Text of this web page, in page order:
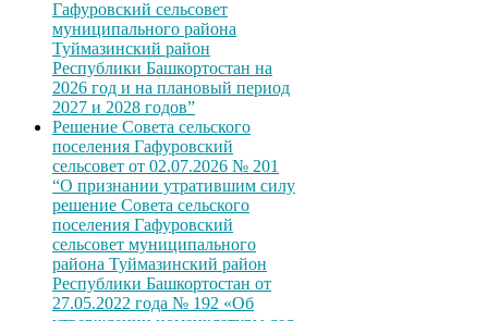
Гафуровский сельсовет
муниципального района
Туймазинский район
Республики Башкортостан на
2026 год и на плановый период
2027 и 2028 годов”
Решение Совета сельского
поселения Гафуровский
сельсовет от 02.07.2026 № 201
“О признании утратившим силу
решение Совета сельского
поселения Гафуровский
сельсовет муниципального
района Туймазинский район
Республики Башкортостан от
27.05.2022 года № 192 «Об